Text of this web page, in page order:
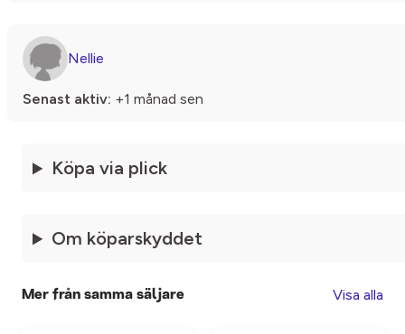
Nellie
Senast aktiv: +1 månad sen
Köpa via plick
Om köparskyddet
Mer från samma säljare Visa alla